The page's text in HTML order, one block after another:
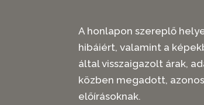
A honlapon szereplő
hibáiért, valamint a
által visszaigazolt árak,
közben megadott,
előírásoknak.